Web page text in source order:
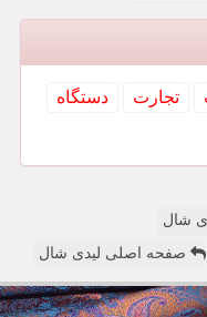
تجارت
دستگاه
شال
صفحه اصلی لیدی شال